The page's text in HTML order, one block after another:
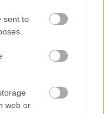
sent to
web or